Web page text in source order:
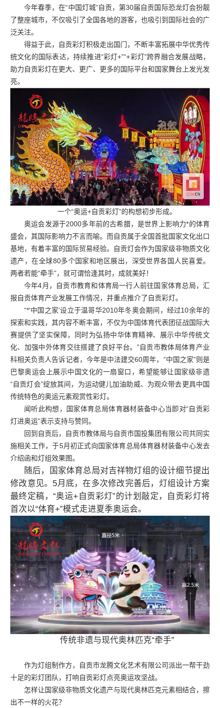
今年春季，在“中国灯城”自贡，第30届自贡国际恐龙灯会扮靓
了整座城市，不仅吸引了全国各地的游客，也吸引到国际社会的广
泛关注。
得益于此，自贡彩灯积极走出国门，不断丰富拓展中华优秀传
统文化的国际表达，持续推进“彩灯+”“+彩灯”跨界融合发展战略，
助力自贡彩灯在更大、更广、更多的国际平台和国家舞台上发光发
亮。
一个“奥运+自贡彩灯”的构想初步形成。
奥运会发源于2000多年前的古希腊，是世界上影响力*的体育
盛会，其国际影响力不言而喻。而自贡属于全国首批国家文化出口
基地，有着丰富的国际贸易经验。自贡灯会作为国家级非物质文化
遗产，在全球80多个国家和地区展出，深受世界各国人民喜爱。
两者若能“牵手”，就可谓恰逢其时，成就美好！
今年4月，自贡市教育和体育局一行人前往国家体育总局，汇
报自贡体育产业发展工作情况，并重点推介了自贡彩灯。
“*‘中国之家’设立于温哥华2010年冬奥会期间，经过10余年的
探索和实践，其内容不断丰富，不仅为中国体育代表团征战国际大
赛提供了坚实保障，同时为弘扬中华体育精神、展示中华传统文
化、加强中外体育交往搭建了良好平台。”自贡市教体局体育产业
科相关负责人告诉记者，今年是中法建交60周年，“中国之家”则是
巴黎奥运会上展示中国文化的一扇窗口，希望能够让国家级非遗
“自贡灯会”绽放其间，为运动健儿加油助威、为观众带去更具中国
传统特色的奥运元素观赏性彩灯。
闻听此构想，国家体育总局体育器材装备中心当即对“自贡彩
灯进奥运”表示支持与赞同。
回到自贡后，自贡市教体局与自贡市国投集团有限公司共同实
施相关工作，于5月初正式向国家体育总局体育器材装备中心发去
介绍函和灯组效果图。
随后，国家体育总局对吉祥物灯组的设计细节提出
修改意见。5月底，在多次修改完善后，灯组设计方案
最终定稿，“奥运+自贡彩灯”的计划敲定，自贡彩灯将
首次以“体育+”模式走进夏季奥运会。
传统非遗与现代奥林匹克“牵手”
作为灯组制作方，自贡市龙腾文化艺术有限公司派出一帮干劲
十足的彩灯团队，打响自贡彩灯点亮奥运攻坚战。
怎样让国家级非物质文化遗产与现代奥林匹克元素相结合，擦
出不一样的火花？